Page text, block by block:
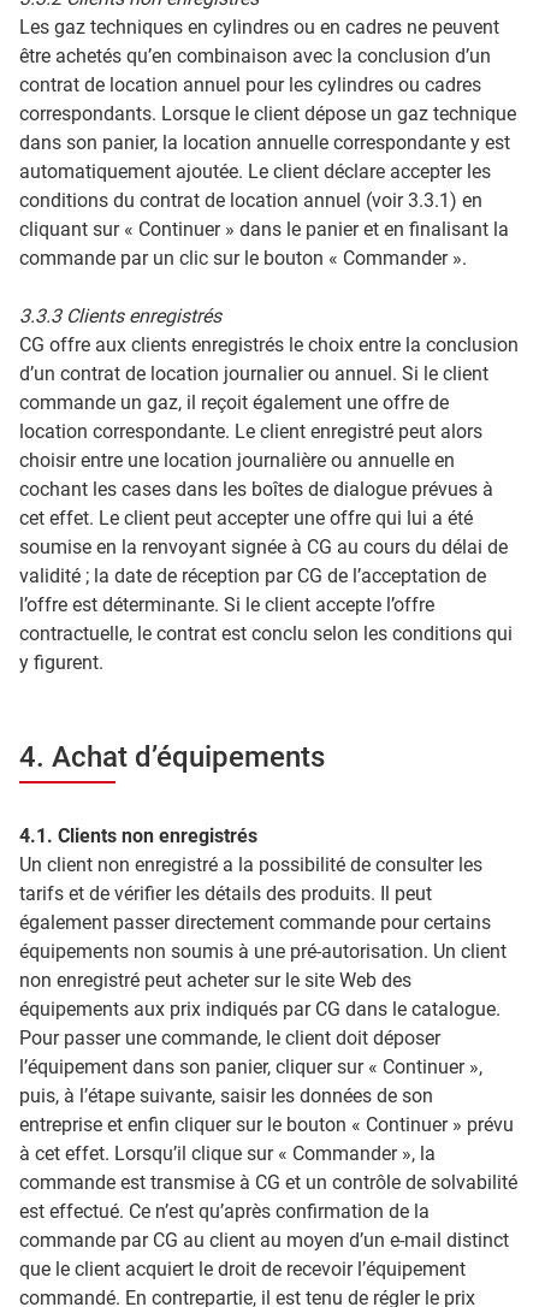
Les gaz techniques en cylindres ou en cadres ne peuvent
être achetés qu’en combinaison avec la conclusion d’un
contrat de location annuel pour les cylindres ou cadres
correspondants. Lorsque le client dépose un gaz technique
dans son panier, la location annuelle correspondante y est
automatiquement ajoutée. Le client déclare accepter les
conditions du contrat de location annuel (voir 3.3.1) en
cliquant sur « Continuer » dans le panier et en finalisant la
commande par un clic sur le bouton « Commander ».
3.3.3 Clients enregistrés
CG offre aux clients enregistrés le choix entre la conclusion
d’un contrat de location journalier ou annuel. Si le client
commande un gaz, il reçoit également une offre de
location correspondante. Le client enregistré peut alors
choisir entre une location journalière ou annuelle en
cochant les cases dans les boîtes de dialogue prévues à
cet effet. Le client peut accepter une offre qui lui a été
soumise en la renvoyant signée à CG au cours du délai de
validité ; la date de réception par CG de l’acceptation de
l’offre est déterminante. Si le client accepte l’offre
contractuelle, le contrat est conclu selon les conditions qui
y figurent.
4. Achat d’équipements
4.1. Clients non enregistrés
Un client non enregistré a la possibilité de consulter les
tarifs et de vérifier les détails des produits. Il peut
également passer directement commande pour certains
équipements non soumis à une pré-autorisation. Un client
non enregistré peut acheter sur le site Web des
équipements aux prix indiqués par CG dans le catalogue.
Pour passer une commande, le client doit déposer
l’équipement dans son panier, cliquer sur « Continuer »,
puis, à l’étape suivante, saisir les données de son
entreprise et enfin cliquer sur le bouton « Continuer » prévu
à cet effet. Lorsqu’il clique sur « Commander », la
commande est transmise à CG et un contrôle de solvabilité
est effectué. Ce n’est qu’après confirmation de la
commande par CG au client au moyen d’un e-mail distinct
que le client acquiert le droit de recevoir l’équipement
commandé. En contrepartie, il est tenu de régler le prix